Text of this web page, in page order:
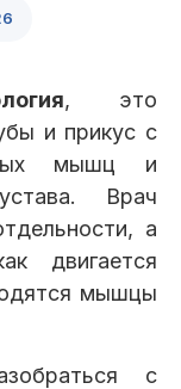
Виниры
, это
и прикус с
мышц и
Врач
а
двигается
мышцы
с